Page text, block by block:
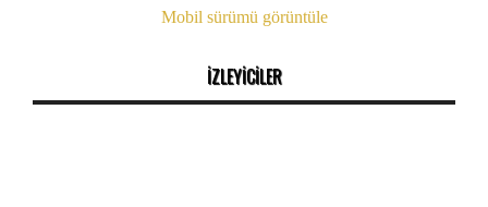
Mobil sürümü görüntüle
İZLEYİCİLER